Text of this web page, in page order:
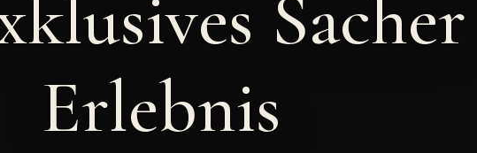
Sacher
Erlebnis